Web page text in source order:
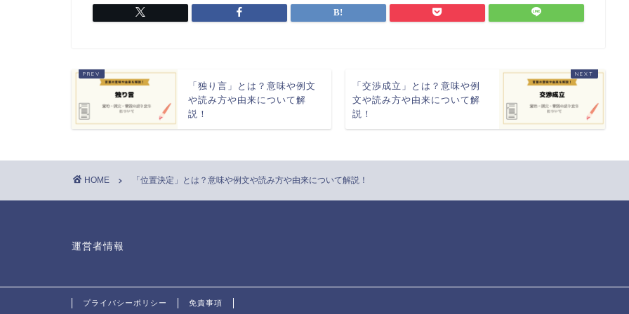
「独り言」とは？意味や例文
や読み方や由来について解
説！
「交渉成立」とは？意味や例
文や読み方や由来について解
説！
HOME 「位置決定」とは？意味や例文や読み方や由来について解説！
運営者情報
プライバシーポリシー 免責事項